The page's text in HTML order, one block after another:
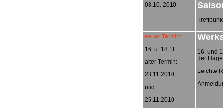
03.10. 2010
neuer Termin:
16. u. 18.11.
alter Termin:
23.11.2010
und
25.11.2010
16. und
der
Leichte